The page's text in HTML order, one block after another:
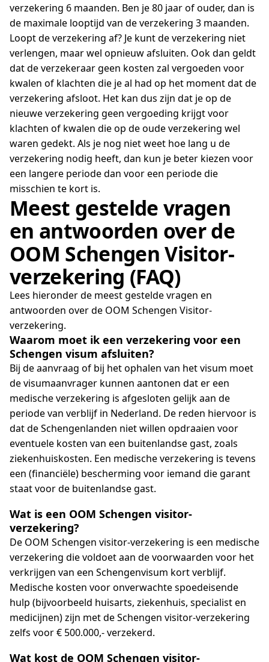
verzekering 6 maanden. Ben je 80 jaar of ouder, dan is
de maximale looptijd van de verzekering 3 maanden.
Loopt de verzekering af? Je kunt de verzekering niet
verlengen, maar wel opnieuw afsluiten. Ook dan geldt
dat de verzekeraar geen kosten zal vergoeden voor
kwalen of klachten die je al had op het moment dat de
verzekering afsloot. Het kan dus zijn dat je op de
nieuwe verzekering geen vergoeding krijgt voor
klachten of kwalen die op de oude verzekering wel
waren gedekt. Als je nog niet weet hoe lang u de
verzekering nodig heeft, dan kun je beter kiezen voor
een langere periode dan voor een periode die
misschien te kort is.
Meest gestelde vragen
en antwoorden over de
OOM Schengen Visitor-
verzekering (FAQ)
Lees hieronder de meest gestelde vragen en
antwoorden over de OOM Schengen Visitor-
verzekering.
Waarom moet ik een verzekering voor een
Schengen visum afsluiten?
Bij de aanvraag of bij het ophalen van het visum moet
de visumaanvrager kunnen aantonen dat er een
medische verzekering is afgesloten gelijk aan de
periode van verblijf in Nederland. De reden hiervoor is
dat de Schengenlanden niet willen opdraaien voor
eventuele kosten van een buitenlandse gast, zoals
ziekenhuiskosten. Een medische verzekering is tevens
een (financiële) bescherming voor iemand die garant
staat voor de buitenlandse gast.
Wat is een OOM Schengen visitor-
verzekering?
De OOM Schengen visitor-verzekering is een medische
verzekering die voldoet aan de voorwaarden voor het
verkrijgen van een Schengenvisum kort verblijf.
Medische kosten voor onverwachte spoedeisende
hulp (bijvoorbeeld huisarts, ziekenhuis, specialist en
medicijnen) zijn met de Schengen visitor-verzekering
zelfs voor € 500.000,- verzekerd.
Wat kost de OOM Schengen visitor-